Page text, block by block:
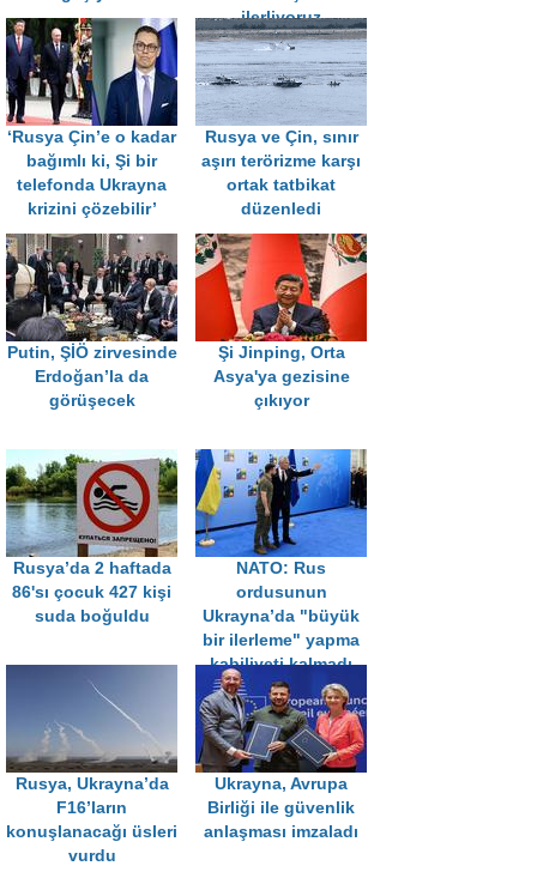
ilerliyoruz
‘Rusya Çin’e o kadar
bağımlı ki, Şi bir
telefonda Ukrayna
krizini çözebilir’
Rusya ve Çin, sınır
aşırı terörizme karşı
ortak tatbikat
düzenledi
Putin, ŞİÖ zirvesinde
Erdoğan’la da
görüşecek
Şi Jinping, Orta
Asya'ya gezisine
çıkıyor
Rusya’da 2 haftada
86'sı çocuk 427 kişi
suda boğuldu
NATO: Rus
ordusunun
Ukrayna’da "büyük
bir ilerleme" yapma
kabiliyeti kalmadı
Rusya, Ukrayna’da
F16’ların
konuşlanacağı üsleri
vurdu
Ukrayna, Avrupa
Birliği ile güvenlik
anlaşması imzaladı